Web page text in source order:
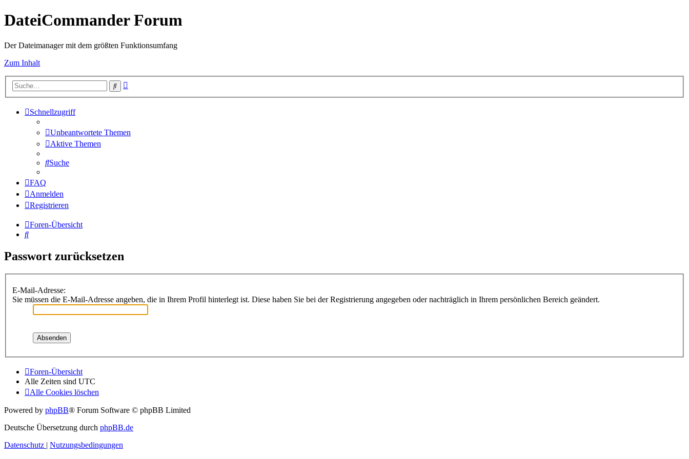
DateiCommander Forum
Der Dateimanager mit dem größten Funktionsumfang
Zum Inhalt
Suche
Schnellzugriff
Unbeantwortete Themen
Aktive Themen
Suche
FAQ
Anmelden
Registrieren
Foren-Übersicht
Suche
Passwort zurücksetzen
E-Mail-Adresse:
Sie müssen die E-Mail-Adresse angeben, die in Ihrem Profil hinterlegt ist. Diese haben Sie bei der Registrierung angegeben oder nachträglich in Ihrem persönlichen Bereich geändert.
Foren-Übersicht
Alle Zeiten sind UTC
Alle Cookies löschen
Powered by phpBB® Forum Software © phpBB Limited
Deutsche Übersetzung durch phpBB.de
Datenschutz | Nutzungsbedingungen